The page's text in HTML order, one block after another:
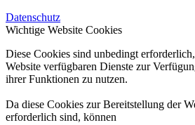
Datenschutz
Wichtige Website Cookies
Diese Cookies sind unbedingt
Website verfügbaren Dienste zur
ihrer Funktionen zu nutzen.
Da diese Cookies zur Bereitstellung der
erforderlich sind, können